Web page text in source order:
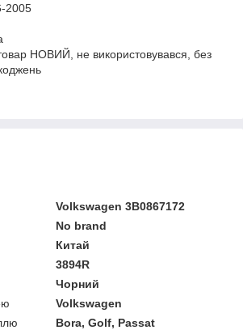
2005
НОВИЙ, не використовувався, без
Volkswagen 3B0867172
No brand
Китай
3894R
Чорний
Volkswagen
Bora, Golf, Passat